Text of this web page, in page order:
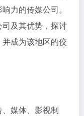
力的传媒公司。
及其优势，探讨
成为该地区的佼
媒体、影视制